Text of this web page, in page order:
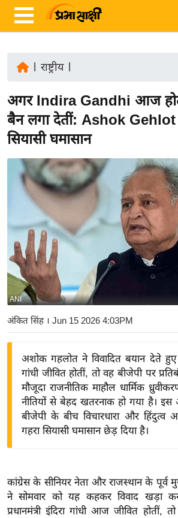
ज़ा
ख
ब
र
रा
ष्ट्री
त
र्रा
ष्ट्री
य
बि
ज़
ने
द्यो
शे
ष
ज्ञ
राष्ट्रीय|
अगर Indira Gandhi आज
बैन लगा देतीं: Ashok Gehlot
सियासी घमासान
ANI
अंकित सिंह। Jun 15 2026 4:03PM
अशोक गहलोत ने विवादित बयान देते हुए
गांधी जीवित होतीं, तो वह बीजेपी पर
मौजूदा राजनीतिक माहौल धार्मिक
नीतियों से बेहद खतरनाक हो गया है।
बीजेपी के बीच विचारधारा और हिंदुत्व
गहरा सियासी घमासान छेड़ दिया है।
कांग्रेस के सीनियर नेता और राजस्थान के पूर्व
ने सोमवार को यह कहकर विवाद खड़ा
प्रधानमंत्री इंदिरा गांधी आज जीवित होतीं,